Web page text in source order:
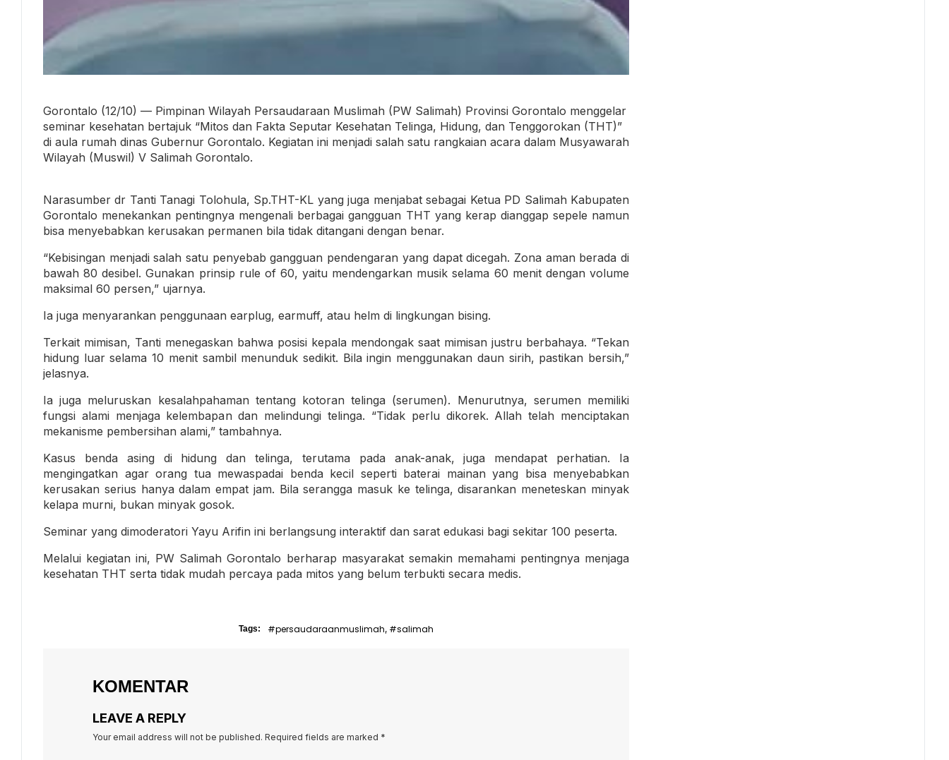
Gorontalo (12/10) — Pimpinan Wilayah Persaudaraan Muslimah (PW Salimah) Provinsi Gorontalo menggelar
seminar kesehatan bertajuk “Mitos dan Fakta Seputar Kesehatan Telinga, Hidung, dan Tenggorokan (THT)”
di aula rumah dinas Gubernur Gorontalo. Kegiatan ini menjadi salah satu rangkaian acara dalam Musyawarah
Wilayah (Muswil) V Salimah Gorontalo.
Narasumber dr Tanti Tanagi Tolohula, Sp.THT-KL yang juga menjabat sebagai Ketua PD Salimah Kabupaten
Gorontalo menekankan pentingnya mengenali berbagai gangguan THT yang kerap dianggap sepele namun
bisa menyebabkan kerusakan permanen bila tidak ditangani dengan benar.
“Kebisingan menjadi salah satu penyebab gangguan pendengaran yang dapat dicegah. Zona aman berada di
bawah 80 desibel. Gunakan prinsip rule of 60, yaitu mendengarkan musik selama 60 menit dengan volume
maksimal 60 persen,” ujarnya.
Ia juga menyarankan penggunaan earplug, earmuff, atau helm di lingkungan bising.
Terkait mimisan, Tanti menegaskan bahwa posisi kepala mendongak saat mimisan justru berbahaya. “Tekan
hidung luar selama 10 menit sambil menunduk sedikit. Bila ingin menggunakan daun sirih, pastikan bersih,”
jelasnya.
Ia juga meluruskan kesalahpahaman tentang kotoran telinga (serumen). Menurutnya, serumen memiliki
fungsi alami menjaga kelembapan dan melindungi telinga. “Tidak perlu dikorek. Allah telah menciptakan
mekanisme pembersihan alami,” tambahnya.
Kasus benda asing di hidung dan telinga, terutama pada anak-anak, juga mendapat perhatian. Ia
mengingatkan agar orang tua mewaspadai benda kecil seperti baterai mainan yang bisa menyebabkan
kerusakan serius hanya dalam empat jam. Bila serangga masuk ke telinga, disarankan meneteskan minyak
kelapa murni, bukan minyak gosok.
Seminar yang dimoderatori Yayu Arifin ini berlangsung interaktif dan sarat edukasi bagi sekitar 100 peserta.
Melalui kegiatan ini, PW Salimah Gorontalo berharap masyarakat semakin memahami pentingnya menjaga
kesehatan THT serta tidak mudah percaya pada mitos yang belum terbukti secara medis.
Tags: #persaudaraanmuslimah, #salimah
KOMENTAR
LEAVE A REPLY
Your email address will not be published. Required fields are marked *